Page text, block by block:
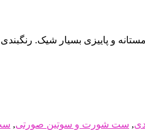
پاییزی بسیار شیک. رنگبندی
, ست شورت و سوتین صورتی,